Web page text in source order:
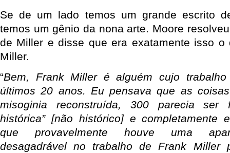
Se de um lado temos um grande escrito
temos um gênio da nona arte. Moore
de Miller e disse que era exatamente isso o
Miller.
“Bem, Frank Miller é alguém cujo
últimos 20 anos. Eu pensava que as
misoginia reconstruída, 300 parecia ser
histórica” [não histórico] e completamente
que provavelmente houve uma
desagadrável no trabalho de Frank Miller